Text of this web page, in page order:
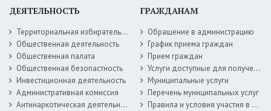
ДЕЯТЕЛЬНОСТЬ
Территориальная избирательная комиссия
Общественная деятельность
Общественная палата
Общественная безопастность
Инвестиционная деятельность
Административная комиссия
Антинаркотическая деятельность
ГРАЖДАНАМ
Обращение в администрацию
График приема граждан
Прием граждан
Услуги доступные для получения в электронной форме
Муниципальные услуги
Перечень муниципальных услуг
Правила и условия участия в жилищных программах